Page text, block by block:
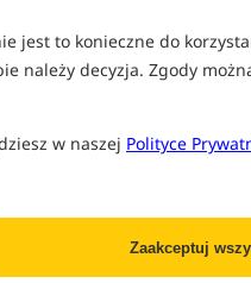
jest to konieczne do
należy decyzja. Zgody
w naszej Polityce
Zaakceptuj
MPN: 6679-516EE (szary)
EAN: 200000096489
DATA REALIZACJI